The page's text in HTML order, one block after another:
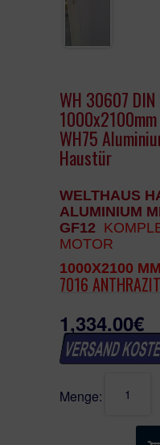
WH 30607 DIN
WH75
Haustür
WELTHAUS
ALUMINIUM
GF12
MOTOR
1000X2100
7016
*** Dieses
Streifen.***
Im Preis -
BGR 1400
1,334.00€
Menge: